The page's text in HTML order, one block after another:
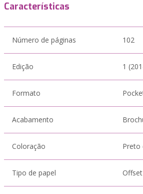
Características
Número de páginas 102
Edição 1
Formato
Acabamento
Coloração Preto
Tipo de papel